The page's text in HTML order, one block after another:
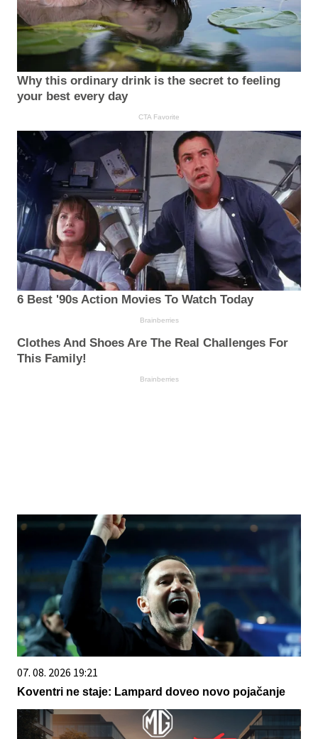
Why this ordinary drink is the secret to feeling
your best every day
CTA Favorite
6 Best '90s Action Movies To Watch Today
Brainberries
Clothes And Shoes Are The Real Challenges For
This Family!
Brainberries
07. 08. 2026 19:21
Koventri ne staje: Lampard doveo novo pojačanje